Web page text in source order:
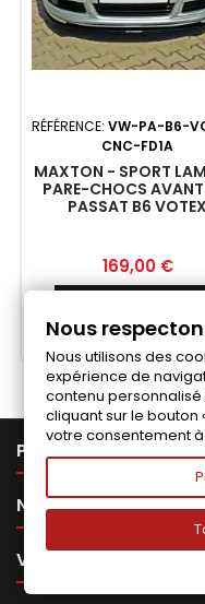
RÉFÉRENCE: VW-PA-B6-
CNC-FD1A
MAXTON - SPORT
PARE-CHOCS
PASSAT B6 VOTEX
Prix
169,00 €
Fabriqué a la
PRODUITS
NOTRE SOCIÉTÉ
VOTRE COMPTE
Nous
Nous utilisons des
expérience de
contenu personnalisé
cliquant sur le bouton
votre consentement